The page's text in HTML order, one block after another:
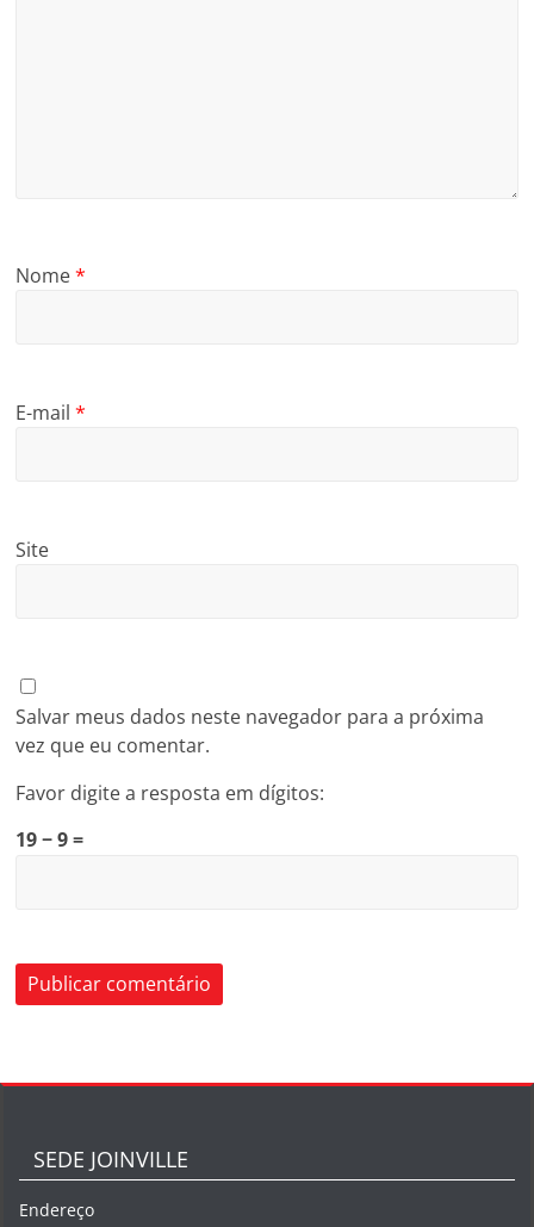
Nome*
E-mail*
Site
Salvar meus dados neste navegador para a próxima
vez que eu comentar.
Favor digite a resposta em dígitos:
19 − 9 =
SEDE JOINVILLE
Endereço